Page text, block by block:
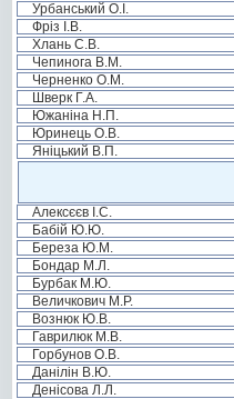
Урбанський О.І.
Фріз І.В.
Хлань С.В.
Чепинога В.М.
Черненко О.М.
Шверк Г.А.
Южаніна Н.П.
Юринець О.В.
Яніцький В.П.
Алексєєв І.С.
Бабій Ю.Ю.
Береза Ю.М.
Бондар М.Л.
Бурбак М.Ю.
Величкович М.Р.
Вознюк Ю.В.
Гаврилюк М.В.
Горбунов О.В.
Данілін В.Ю.
Денісова Л.Л.